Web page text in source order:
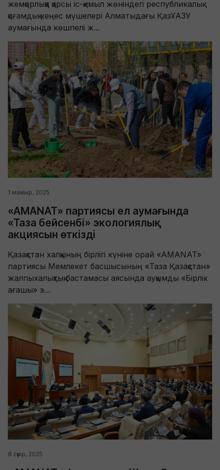
жемқорлыққа қарсы іс-қимыл жөніндегі республикалық
қоғамдық кеңес мүшелері Алматыдағы ҚазҰАЗУ
аумағында көшпелі ж...
1 мамыр, 2025
«AMANAT» партиясы ел аумағында
«Таза бейсенбі» экологиялық
акциясын өткізді
Қазақстан халқының бірлігі күніне орай «AMANAT»
партиясы Мемлекет басшысының «Таза Қазақстан»
жалпыхалықтық бастамасы аясында ауқымды «Бірлік
ағашы» э...
8 сәуір, 2025